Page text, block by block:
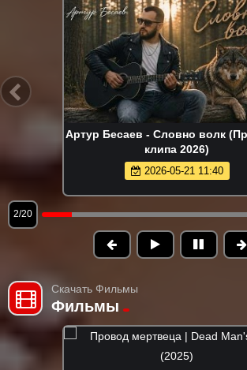
Tural Everest - Отравляешь
(Премьера клипа 2026)
2026-05-28 13:22
2/20
Скачать Фильмы
Фильмы